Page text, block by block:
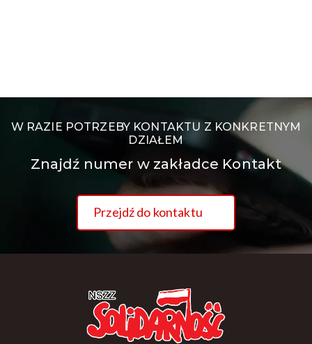
W RAZIE POTRZEBY KONTAKTU Z KONKRETNYM
DZIAŁEM
Znajdź numer w zakładce Kontakt
Przejdź do kontaktu